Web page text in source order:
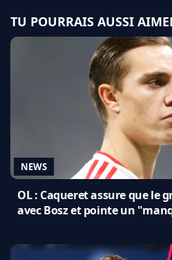
TU POURRAIS AUSSI
NEWS
OL : Caqueret assure que le
avec Bosz et pointe un